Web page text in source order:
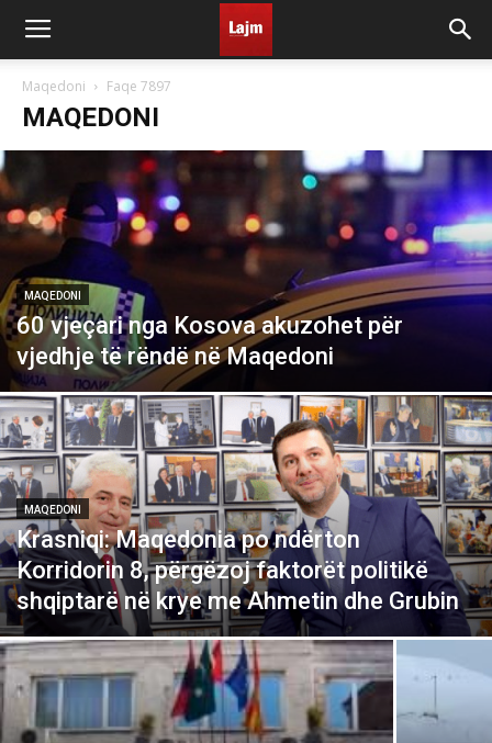
Maqedoni Faqe 7897
MAQEDONI
MAQEDONI
60 vjeçari nga Kosova akuzohet për
vjedhje të rëndë në Maqedoni
MAQEDONI
Krasniqi: Maqedonia po ndërton
Korridorin 8, përgëzoj faktorët politikë
shqiptarë në krye me Ahmetin dhe Grubin